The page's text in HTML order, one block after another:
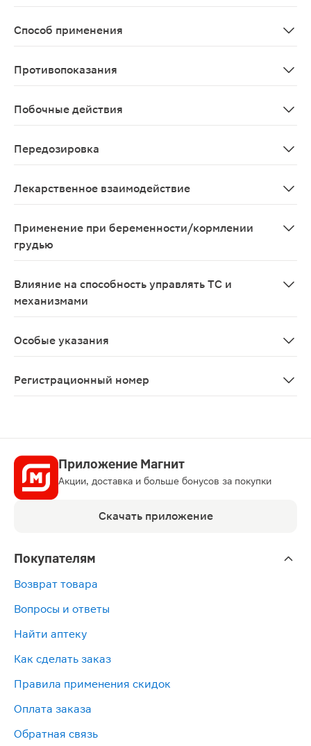
Способ применения
Противопоказания
Побочные действия
Передозировка
Лекарственное взаимодействие
Применение при беременности/кормлении
грудью
Влияние на способность управлять ТС и
механизмами
Особые указания
Регистрационный номер
Приложение Магнит
Акции, доставка и больше бонусов за покупки
Скачать приложение
Покупателям
Возврат товара
Вопросы и ответы
Найти аптеку
Как сделать заказ
Правила применения скидок
Оплата заказа
Обратная связь